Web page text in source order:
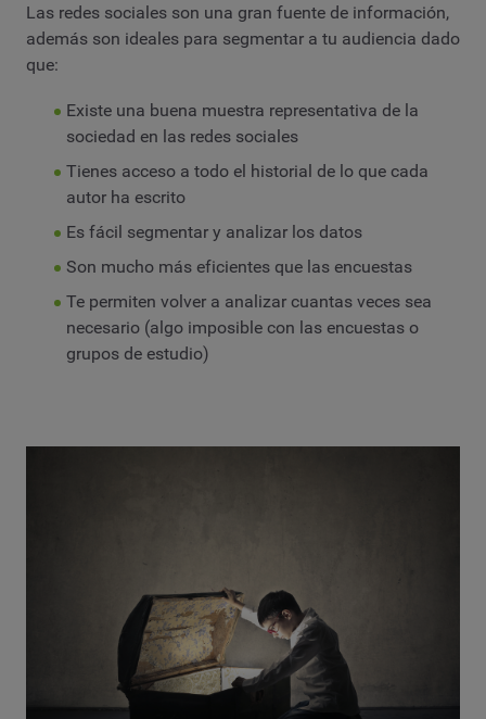
Las redes sociales son una gran fuente de información,
además son ideales para segmentar a tu audiencia dado
que:
Existe una buena muestra representativa de la
sociedad en las redes sociales
Tienes acceso a todo el historial de lo que cada
autor ha escrito
Es fácil segmentar y analizar los datos
Son mucho más eficientes que las encuestas
Te permiten volver a analizar cuantas veces sea
necesario (algo imposible con las encuestas o
grupos de estudio)